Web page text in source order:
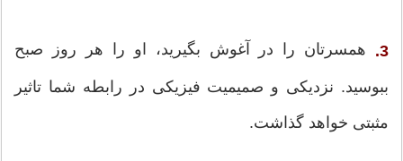
3. همسرتان را در آغوش بگیرید، او را هر روز صبح
ببوسید. نزدیکی و صمیمیت فیزیکی در رابطه شما تاثیر
مثبتی خواهد گذاشت.